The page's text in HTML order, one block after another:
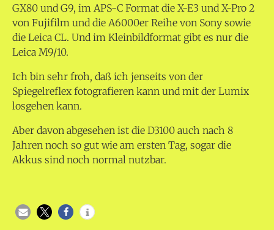
GX80 und G9, im APS-C Format die X-E3 und X-Pro 2
von Fujifilm und die A6000er Reihe von Sony sowie
die Leica CL. Und im Kleinbildformat gibt es nur die
Leica M9/10.
Ich bin sehr froh, daß ich jenseits von der
Spiegelreflex fotografieren kann und mit der Lumix
losgehen kann.
Aber davon abgesehen ist die D3100 auch nach 8
Jahren noch so gut wie am ersten Tag, sogar die
Akkus sind noch normal nutzbar.